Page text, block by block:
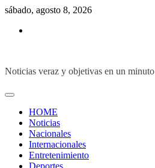
Skip
content
sábado, agosto 8, 2026
Noticias veraz y objetivas en un minuto
HOME
Noticias
Nacionales
Internacionales
Entretenimiento
Deportes